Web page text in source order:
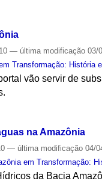
— última modificação 03/
Transformação: História
vão servir de
na Amazônia
— última modificação 04/
em Transformação:
da Bacia